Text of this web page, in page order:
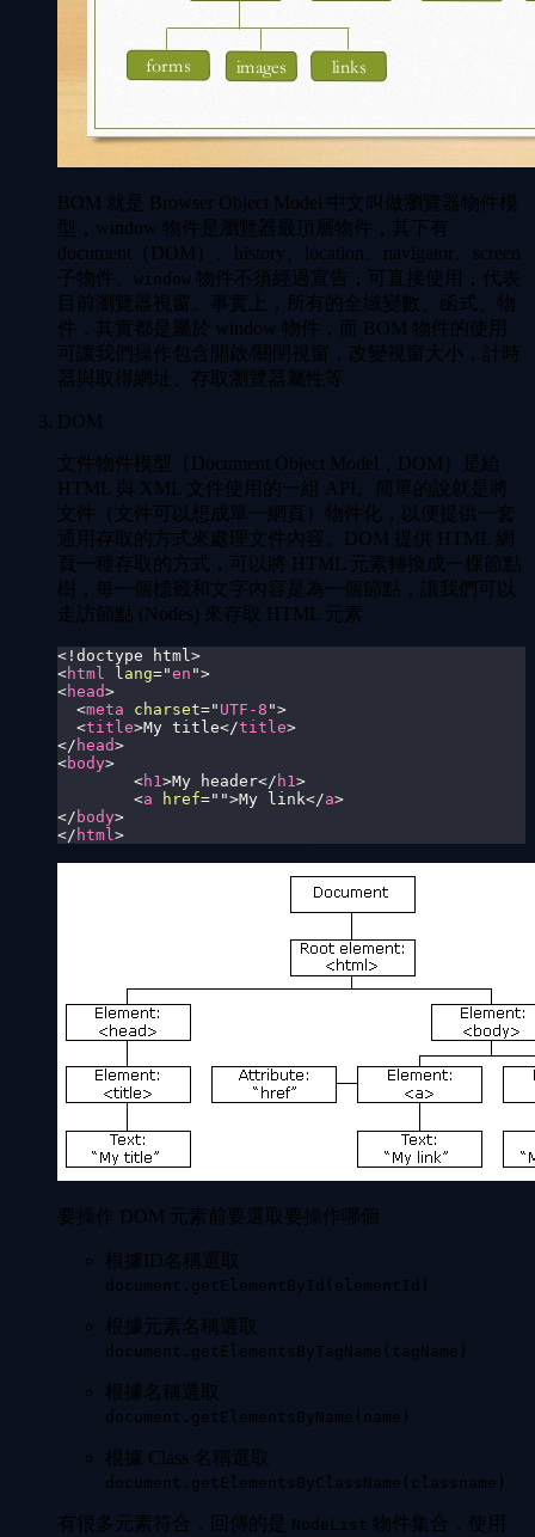
BOM 就是 Browser Object Model 中文叫做瀏覽器物件模
型，window 物件是瀏覽器最頂層物件，其下有
document（DOM）、history、location、navigator、screen
子物件。 window 物件不須經過宣告，可直接使用，代表
目前瀏覽器視窗。事實上，所有的全域變數、函式、物
件，其實都是屬於 window 物件，而 BOM 物件的使用
可讓我們操作包含開啟/關閉視窗，改變視窗大小，計時
器與取得網址、存取瀏覽器屬性等
DOM
文件物件模型（Document Object Model，DOM）是給
HTML 與 XML 文件使用的一組 API。簡單的說就是將
文件（文件可以想成單一網頁）物件化，以便提供一套
通用存取的方式來處理文件內容。DOM 提供 HTML 網
頁一種存取的方式，可以將 HTML 元素轉換成一棵節點
樹，每一個標籤和文字內容是為一個節點，讓我們可以
走訪節點 (Nodes) 來存取 HTML 元素
<! doctype html>
<html lang="en ">
<head>
<meta charset=" UTF-8 ">
<title>My title</title>
</ head>
<body>
<h1>My header</ h1>
<a href=" ">My link</a>
</ body>
</ html>
要操作 DOM 元素前要選取要操作哪個
根據ID名稱選取
document.getElementById(elementId)
根據元素名稱選取
document.getElementsByTagName(tagName)
根據名稱選取
document.getElementsByName(name)
根據 Class 名稱選取
document.getElementsByClassName(classname)
有很多元素符合，回傳的是 NodeList 物件集合，使用